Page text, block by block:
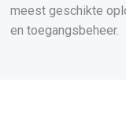
meest geschikte
en toegangsbeheer.